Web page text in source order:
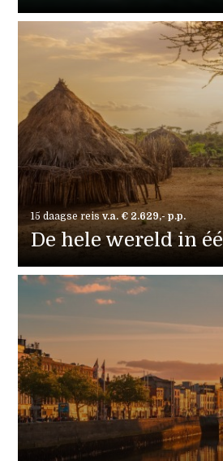
15 daagse reisv.a. € 2.629,- p.p.
De hele wereld in